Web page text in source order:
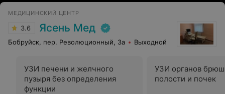
МЕДИЦИНСКИЙ ЦЕНТР
3.6 Ясень Мед
Бобруйск, пер. Революционный, 3а Выходной
УЗИ печени и желчного
пузыря без определения
функции
УЗИ органов
полости и почек